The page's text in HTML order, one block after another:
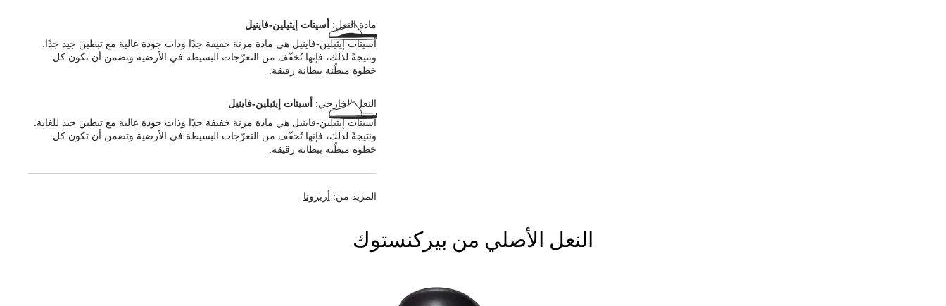
مادة النعل: أسيتات إيثيلين-فاينيل
أسيتات إيثيلين-فاينيل هي مادة مرنة خفيفة جدًا وذات جودة عالية مع تبطين جيد جدًا.
ونتيجةً لذلك، فإنها تُخفّف من التعرّجات البسيطة في الأرضية وتضمن أن تكون كل
خطوة مبطّنة ببطانة رقيقة.
النعل الخارجي: أسيتات إيثيلين-فاينيل
أسيتات إيثيلين-فاينيل هي مادة مرنة خفيفة جدًا وذات جودة عالية مع تبطين جيد للغاية.
ونتيجةً لذلك، فإنها تُخفّف من التعرّجات البسيطة في الأرضية وتضمن أن تكون كل
خطوة مبطّنة ببطانة رقيقة.
المزيد من: أريزونا
النعل الأصلي من بيركنستوك